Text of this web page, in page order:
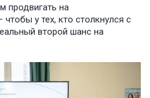
продвигать на
у тех, кто столкнулся с
второй шанс на